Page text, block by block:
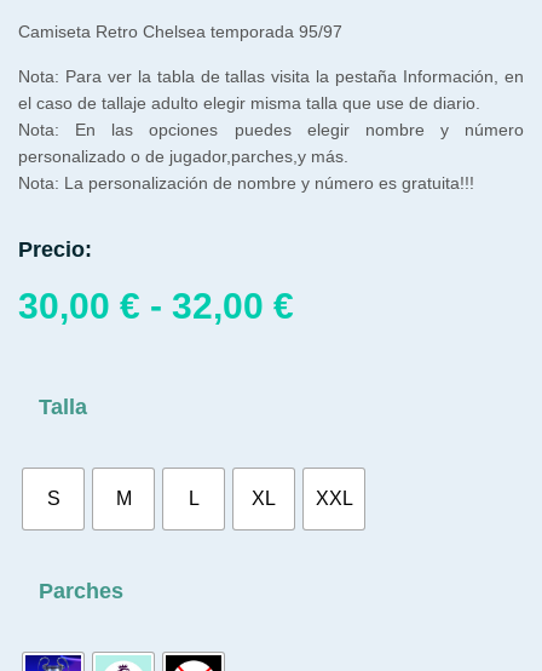
Camiseta Retro Chelsea temporada 95/97
Nota: Para ver la tabla de tallas visita la pestaña Información, en
el caso de tallaje adulto elegir misma talla que use de diario.
Nota: En las opciones puedes elegir nombre y número
personalizado o de jugador,parches,y más.
Nota: La personalización de nombre y número es gratuita!!!
Precio:
30,00 € - 32,00 €
Talla
S M L XL XXL
Parches